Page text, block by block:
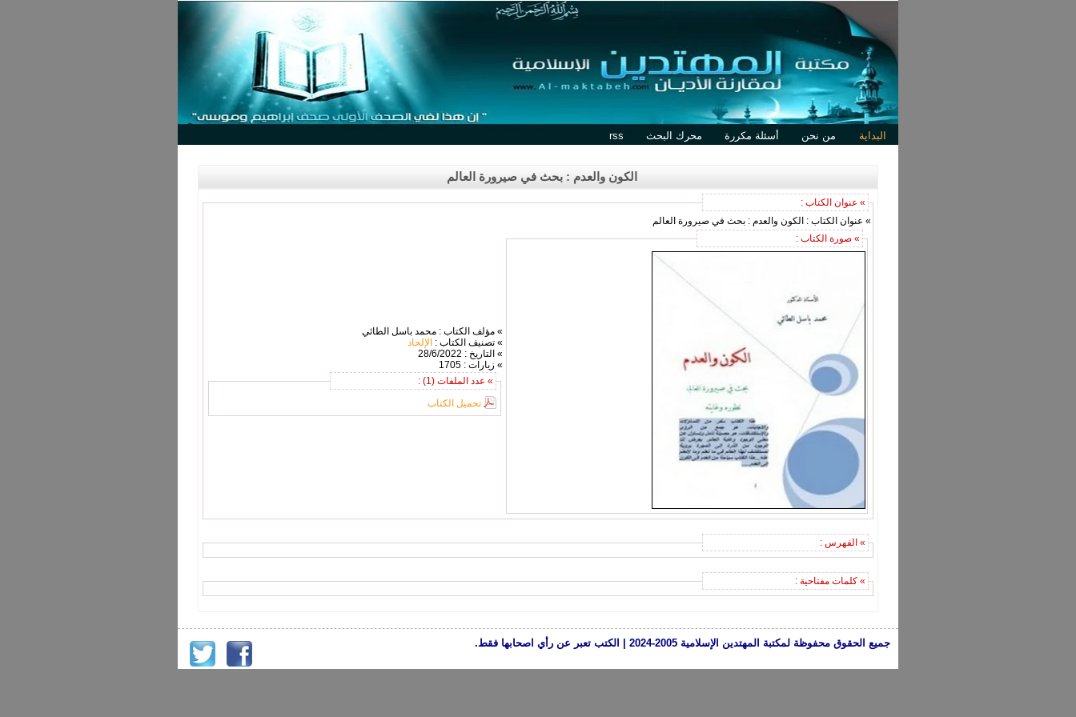
البداية من نحن أسئلة مكررة محرك البحث rss
الكون والعدم : بحث في صيرورة العالم
» عنوان الكتاب :
» عنوان الكتاب : الكون والعدم : بحث في صيرورة العالم
» صورة الكتاب :
» مؤلف الكتاب : محمد باسل الطائي
» تصنيف الكتاب : الإلحاد
» التاريخ : 28/6/2022
» زيارات : 1705
» عدد الملفات (1) :
تحميل الكتاب
» الفهرس :
» كلمات مفتاحية :
جميع الحقوق محفوظة لمكتبة المهتدين الإسلامية 2005-2024 | الكتب تعبر عن رأي اصحابها فقط.